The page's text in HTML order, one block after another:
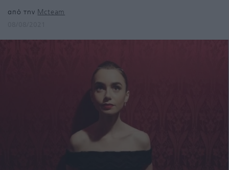
από την Mcteam